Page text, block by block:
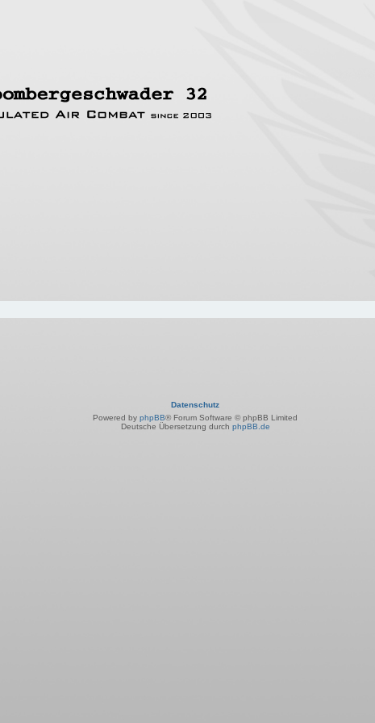
Datenschutz
Powered by phpBB® Forum Software © phpBB Limited
Deutsche Übersetzung durch phpBB.de